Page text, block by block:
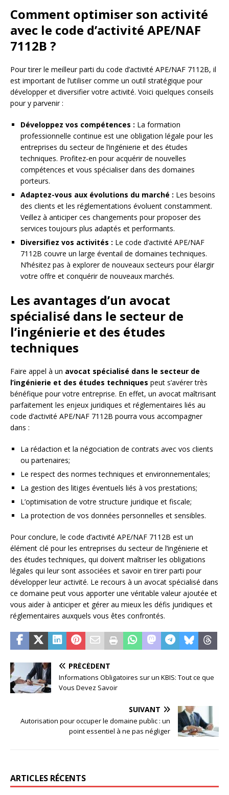
Comment optimiser son activité
avec le code d’activité APE/NAF
7112B ?
Pour tirer le meilleur parti du code d’activité APE/NAF 7112B, il
est important de l’utiliser comme un outil stratégique pour
développer et diversifier votre activité. Voici quelques conseils
pour y parvenir :
Développez vos compétences : La formation
professionnelle continue est une obligation légale pour les
entreprises du secteur de l’ingénierie et des études
techniques. Profitez-en pour acquérir de nouvelles
compétences et vous spécialiser dans des domaines
porteurs.
Adaptez-vous aux évolutions du marché : Les besoins
des clients et les réglementations évoluent constamment.
Veillez à anticiper ces changements pour proposer des
services toujours plus adaptés et performants.
Diversifiez vos activités : Le code d’activité APE/NAF
7112B couvre un large éventail de domaines techniques.
N’hésitez pas à explorer de nouveaux secteurs pour élargir
votre offre et conquérir de nouveaux marchés.
Les avantages d’un avocat
spécialisé dans le secteur de
l’ingénierie et des études
techniques
Faire appel à un avocat spécialisé dans le secteur de
l’ingénierie et des études techniques peut s’avérer très
bénéfique pour votre entreprise. En effet, un avocat maîtrisant
parfaitement les enjeux juridiques et réglementaires liés au
code d’activité APE/NAF 7112B pourra vous accompagner
dans :
La rédaction et la négociation de contrats avec vos clients
ou partenaires;
Le respect des normes techniques et environnementales;
La gestion des litiges éventuels liés à vos prestations;
L’optimisation de votre structure juridique et fiscale;
La protection de vos données personnelles et sensibles.
Pour conclure, le code d’activité APE/NAF 7112B est un
élément clé pour les entreprises du secteur de l’ingénierie et
des études techniques, qui doivent maîtriser les obligations
légales qui leur sont associées et savoir en tirer parti pour
développer leur activité. Le recours à un avocat spécialisé dans
ce domaine peut vous apporter une véritable valeur ajoutée et
vous aider à anticiper et gérer au mieux les défis juridiques et
réglementaires auxquels vous êtes confrontés.
PRÉCÉDENT
Informations Obligatoires sur un KBIS: Tout ce que
Vous Devez Savoir
SUIVANT
Autorisation pour occuper le domaine public : un
point essentiel à ne pas négliger
ARTICLES RÉCENTS